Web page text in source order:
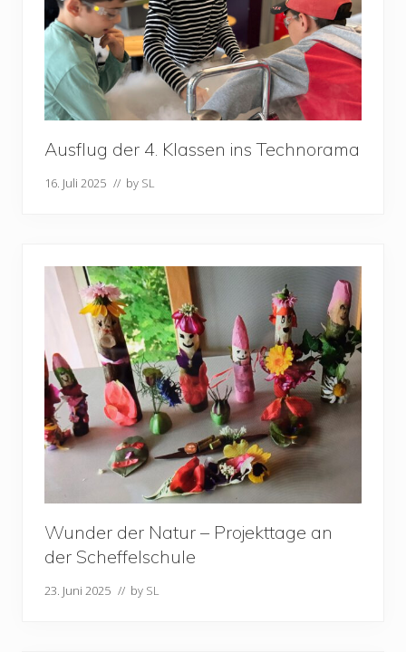
Ausflug der 4. Klassen ins Technorama
16. Juli 2025 // by SL
Wunder der Natur – Projekttage an
der Scheffelschule
23. Juni 2025 // by SL